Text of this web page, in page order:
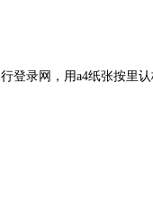
录网，用a4纸张按里